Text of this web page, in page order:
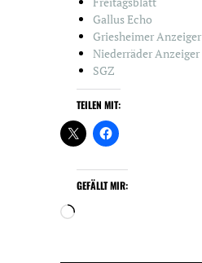
Gallus Echo
Griesheimer Anzeiger
Niederräder Anzeiger
SGZ
TEILEN MIT:
GEFÄLLT MIR:
W